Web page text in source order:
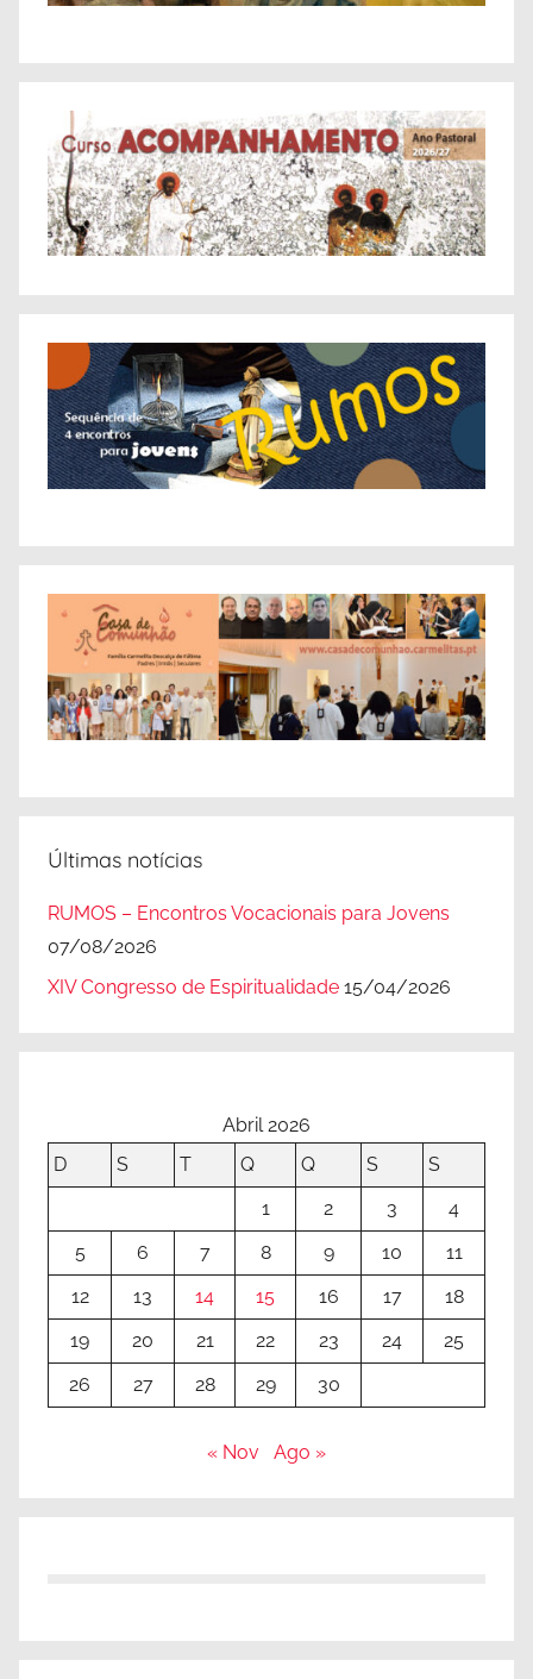
Últimas notícias
RUMOS – Encontros Vocacionais para Jovens
07/08/2026
XIV Congresso de Espiritualidade 15/04/2026
Abril 2026
D
S T Q Q S
S
1
2 3
4
5
6 7 8 9 10
11
12
13 14 15 16 17
18
19
20 21 22 23 24
25
26
27 28 29 30
« Nov Ago »